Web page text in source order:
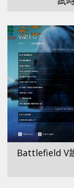
Battlefield V